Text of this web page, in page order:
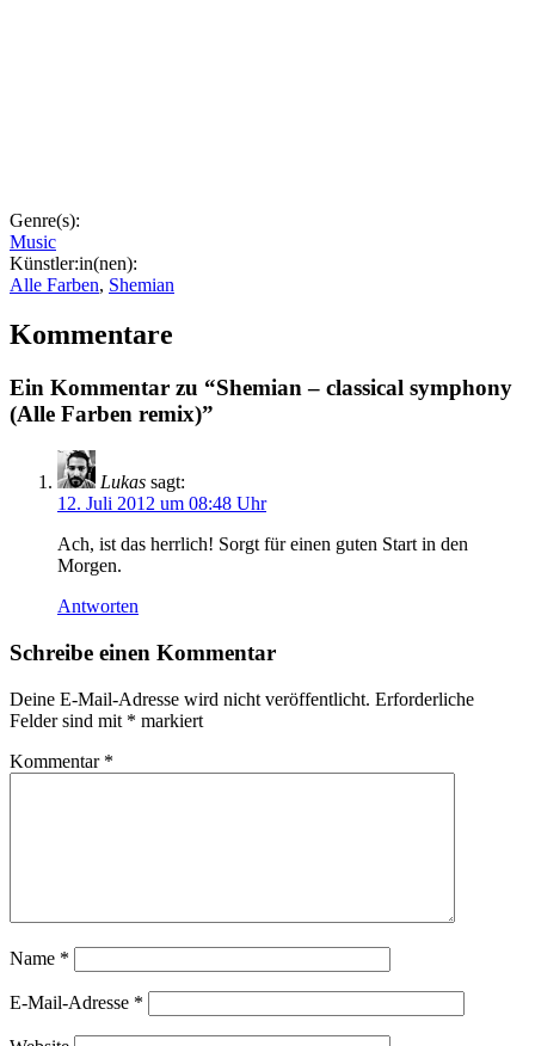
Genre(s):
Music
Künstler:in(nen):
Alle Farben, Shemian
Kommentare
Ein Kommentar zu “Shemian – classical symphony
(Alle Farben remix)”
Lukas sagt:
12. Juli 2012 um 08:48 Uhr
Ach, ist das herrlich! Sorgt für einen guten Start in den
Morgen.
Antworten
Schreibe einen Kommentar
Deine E-Mail-Adresse wird nicht veröffentlicht. Erforderliche
Felder sind mit * markiert
Kommentar *
Name *
E-Mail-Adresse *